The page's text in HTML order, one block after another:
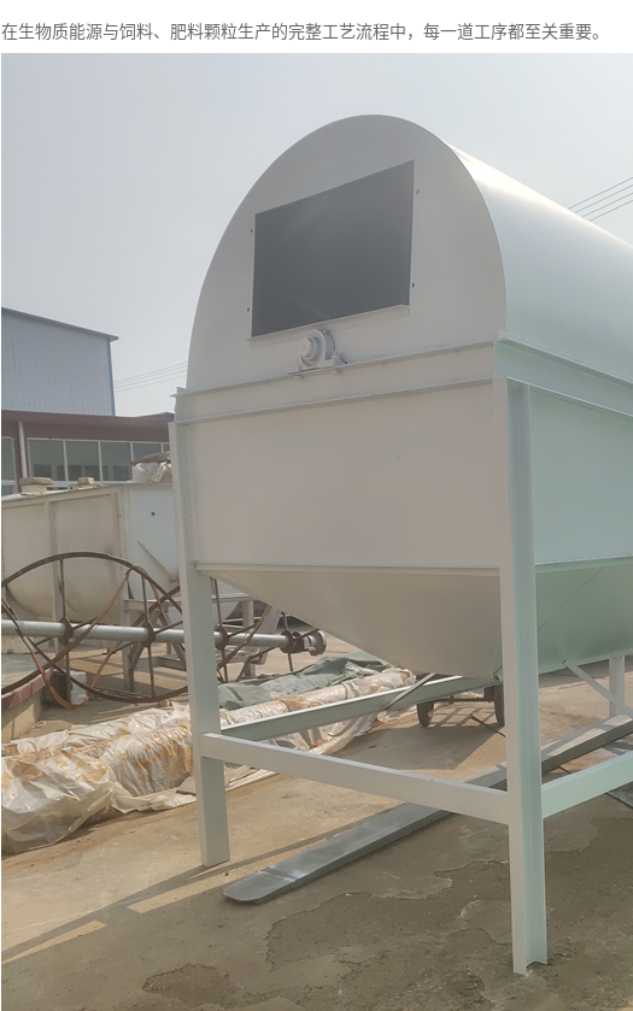
在生物质能源与饲料、肥料颗粒生产的完整工艺流程中，每一道工序都至关重要。